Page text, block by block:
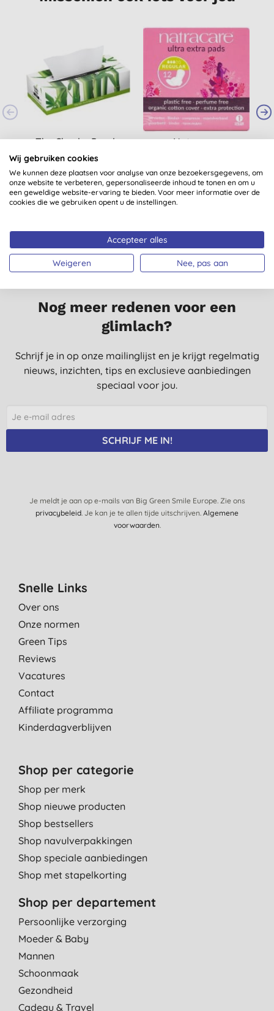
The Cheeky Panda
Luxury Bamboo
Tissues (80 tissues)
( 22)
€ 2,60 KOPEN
Natracare
Extra - Normal
(7)
€ 3,70 KOPEN
Nog meer redenen voor een
glimlach?
Schrijf je in op onze mailinglijst en je krijgt regelmatig
nieuws, inzichten, tips en exclusieve aanbiedingen
speciaal voor jou.
SCHRIJF ME IN!
Je meldt je aan op e-mails van Big Green Smile Europe. Zie ons
privacybeleid. Je kan je te allen tijde uitschrijven. Algemene
voorwaarden.
Snelle Links
Over ons
Onze normen
Green Tips
Reviews
Vacatures
Contact
Affiliate programma
Kinderdagverblijven
Shop per categorie
Shop per merk
Shop nieuwe producten
Shop bestsellers
Shop navulverpakkingen
Shop speciale aanbiedingen
Shop met stapelkorting
Shop per departement
Persoonlijke verzorging
Moeder & Baby
Mannen
Schoonmaak
Gezondheid
Cadeau & Travel
Wij gebruiken cookies
We kunnen deze plaatsen voor analyse van onze bezoekersgegevens, om
onze website te verbeteren, gepersonaliseerde inhoud te tonen en om u
een geweldige website-ervaring te bieden. Voor meer informatie over de
cookies die we gebruiken opent u de instellingen.
Accepteer alles
Weigeren Nee, pas aan